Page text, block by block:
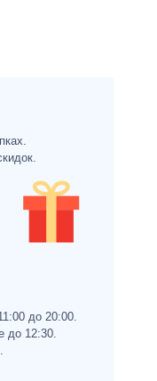
до 20:00.
до 12:30.